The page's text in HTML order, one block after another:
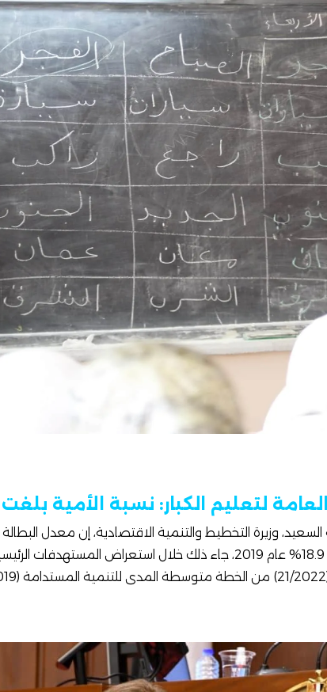
لتعليم الكبار: نسبة الأمية بلغت 24.6% في يوليو 2019
السعيد
بلغت نسبة الأمية 18.9% عام 2019، جاء ذلك خلال استعراض